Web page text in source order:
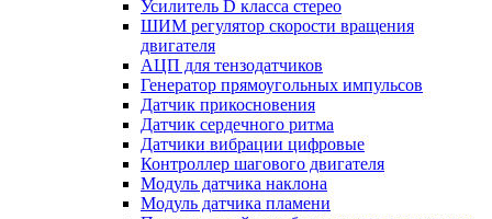
Усилитель D класса стерео
ШИМ регулятор скорости вращения
двигателя
АЦП для тензодатчиков
Генератор прямоугольных импульсов
Датчик прикосновения
Датчик сердечного ритма
Датчики вибрации цифровые
Контроллер шагового двигателя
Модуль датчика наклона
Модуль датчика пламени